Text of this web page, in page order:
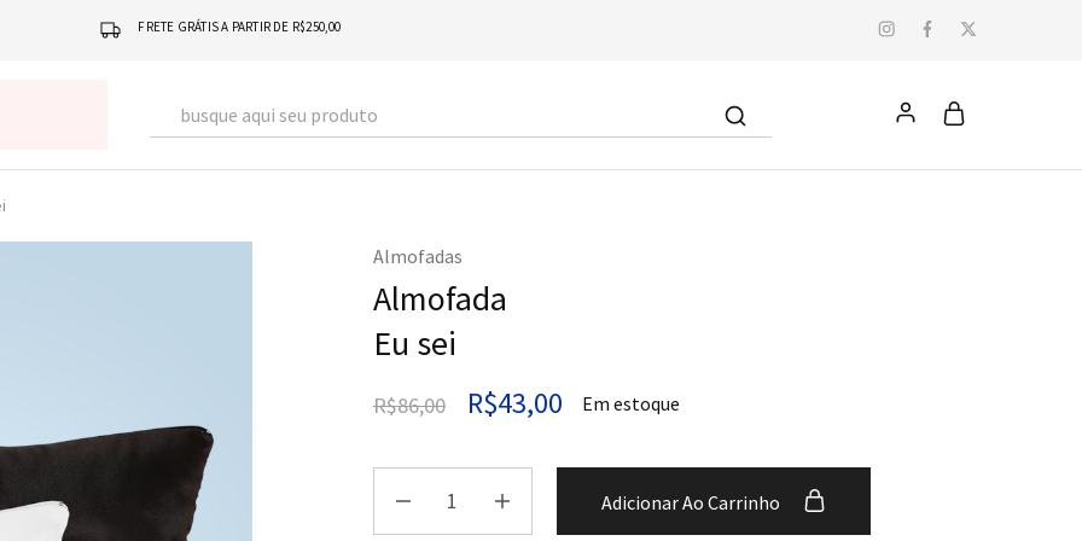
FRETE GRÁTIS A PARTIR DE R$250,00
Almofadas
Almofada
Eu sei
R$86,00 R$43,00 Em estoque
Adicionar Ao Carrinho